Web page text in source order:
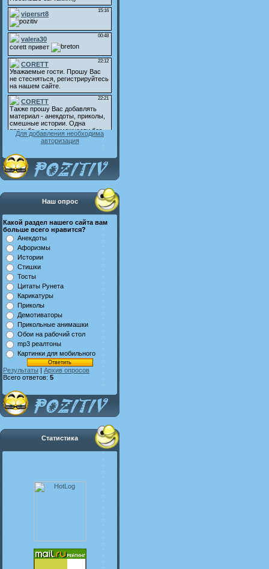
Для добавления необходима
авторизация
Наш опрос
Какой раздел нашего сайта вам
больше всего нравится?
Анекдоты
Афоризмы
Истории
Стишки
Тосты
Цитаты Рунета
Карикатуры
Приколы
Демотиваторы
Прикольные анимашки
Обои на рабочий стол
mp3 реалтоны
Картинки для мобильного
Результаты | Архив опросов
Всего ответов: 5
Статистика